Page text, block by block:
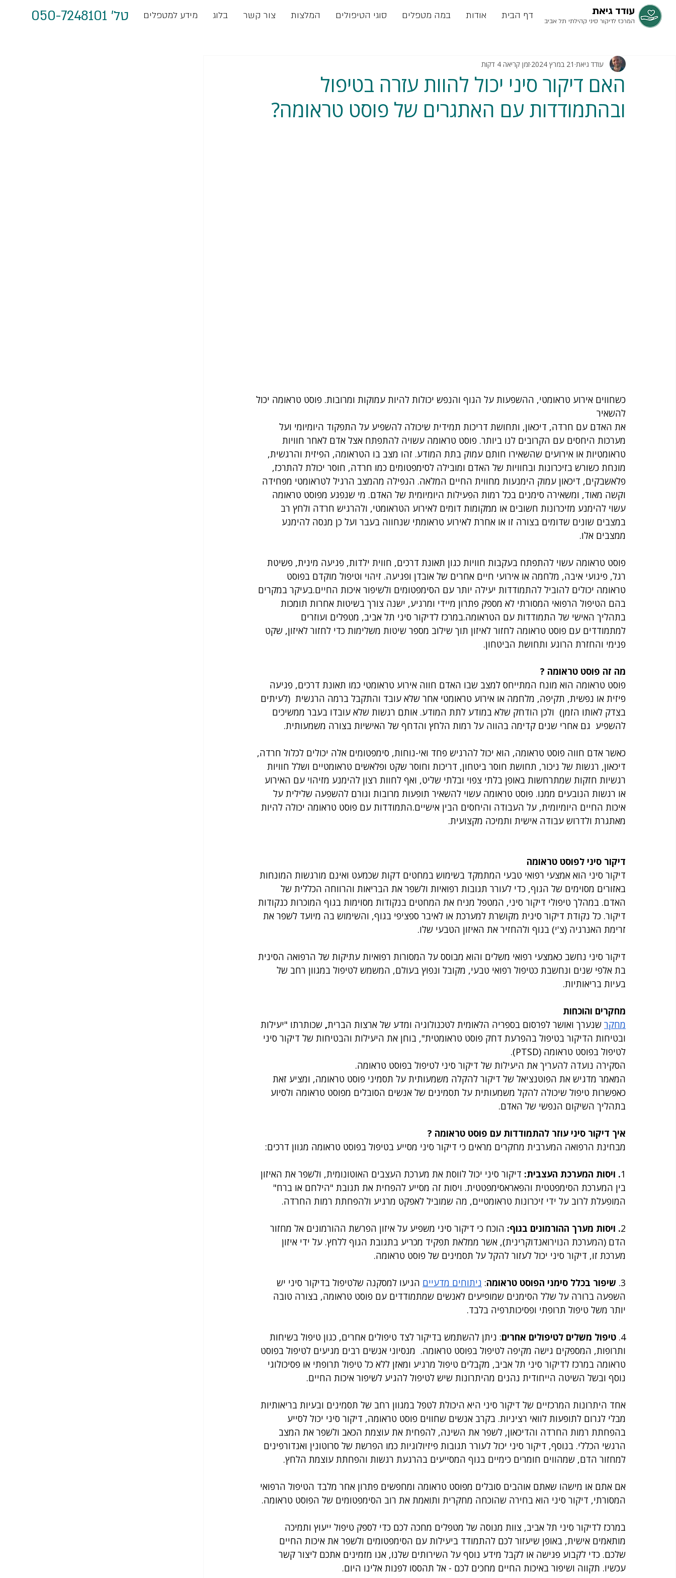
דף הבית אודות במה מטפלים סוגי הטיפולים המלצות צור קשר בלוג מידע למטפלים טל' 050-7248101 עודד גיאת
המרכז לדיקור סיני קהילתי תל אביב
האם דיקור סיני יכול להוות עזרה בטיפול
ובהתמודדות עם האתגרים של פוסט טראומה?
עודד גיאת 21 במרץ 2024 זמן קריאה 4 דקות
כשחווים אירוע טראומטי, ההשפעות על הגוף והנפש יכולות להיות עמוקות ומרובות. פוסט טראומה יכול
להשאיר
את האדם עם חרדה, דיכאון, ותחושת דריכות תמידית שיכולה להשפיע על התפקוד היומיומי ועל
מערכות היחסים עם הקרובים לנו ביותר. פוסט טראומה עשויה להתפתח אצל אדם לאחר חוויות
טראומטיות או אירועים שהשאירו חותם עמוק בתת המודע. זהו מצב בו הטראומה, הפיזית והרגשית,
מונחת כשורש בזיכרונות ובחוויות של האדם ומובילה לסימפטומים כמו חרדה, חוסר יכולת להתרכז,
פלאשבקים, דיכאון עמוק הימנעות מחווית החיים המלאה. הנפילה מהמצב הרגיל לטראומטי מפחידה
וקשה מאוד, ומשאירה סימנים בכל רמות הפעילות היומיומית של האדם. מי שנפגע מפוסט טראומה
עשוי להימנע מזיכרונות חשובים או ממקומות דומים לאירוע הטראומטי, ולהרגיש חרדה ולחץ רב
במצבים שונים שדומים בצורה זו או אחרת לאירוע טראומתי שנחווה בעבר ועל כן מנסה להימנע
ממצבים אלו.
פוסט טראומה עשוי להתפתח בעקבות חוויות כגון תאונת דרכים, חווית ילדות, פגיעה מינית, פשיטת
רגל, פיגועי איבה, מלחמה או אירועי חיים אחרים של אובדן ופגיעה. זיהוי וטיפול מוקדם בפוסט
טראומה יכולים להוביל להתמודדות יעילה יותר עם הסימפטומים ולשיפור איכות החיים.בעיקר במקרים
בהם הטיפול הרפואי המסורתי לא מספק פתרון מיידי ומרגיע, ישנה צורך בשיטות אחרות תומכות
בתהליך האישי של התמודדות עם הטראומה.במרכז לדיקור סיני תל אביב, מטפלים ועוזרים
למתמודדים עם פוסט טראומה לחזור לאיזון תוך שילוב מספר שיטות משלימות כדי לחזור לאיזון, שקט
פנימי והחזרת הרוגע ותחושת הביטחון.
מה זה פוסט טראומה ?
פוסט טראומה הוא מונח המתייחס למצב שבו האדם חווה אירוע טראומטי כמו תאונת דרכים, פגיעה
פיזית או נפשית, תקיפה, מלחמה או אירוע טראומטי אחר שלא עובד והתקבל ברמה הרגשית  (לעיתים
בצדק לאותו הזמן)  ולכן הודחק שלא במודע לתת המודע. אותם רגשות שלא עובדו בעבר ממשיכים
להשפיע  גם אחרי שנים קדימה בהווה על רמות הלחץ והדחף של האישיות בצורה משמעותית.
כאשר אדם חווה פוסט טראומה, הוא יכול להרגיש פחד ואי-נוחות, סימפטומים אלה יכולים לכלול חרדה,
דיכאון, רגשות של ניכור, תחושת חוסר ביטחון, דריכות וחוסר שקט ופלאשים טראומטיים ושלל חוויות
רגשיות חזקות שמתרחשות באופן בלתי צפוי ובלתי שליט, ואף לחוות רצון להימנע מזיהוי עם האירוע
או רגשות הנובעים ממנו. פוסט טראומה עשוי להשאיר תופעות מרובות וגורם להשפעה שלילית על
איכות החיים היומיומית, על העבודה והיחסים הבין אישיים.התמודדות עם פוסט טראומה יכולה להיות
מאתגרת ולדרוש עבודה אישית ותמיכה מקצועית.
דיקור סיני לפוסט טראומה
דיקור סיני הוא אמצעי רפואי טבעי המתמקד בשימוש במחטים דקות שכמעט ואינם מורגשות המונחות
באזורים מסוימים של הגוף, כדי לעורר תגובות רפואיות ולשפר את הבריאות והרווחה הכללית של
האדם. במהלך טיפולי דיקור סיני, המטפל מניח את המחטים בנקודות מסוימות בגוף המוכרות כנקודות
דיקור. כל נקודת דיקור סינית מקושרת למערכת או לאיבר ספציפי בגוף, והשימוש בה מיועד לשפר את
זרימת האנרגיה (צ'י) בגוף ולהחזיר את האיזון הטבעי שלו.
דיקור סיני נחשב כאמצעי רפואי משלים והוא מבוסס על המסורות רפואיות עתיקות של הרפואה הסינית
בת אלפי שנים ונחשבת כטיפול רפואי טבעי, מקובל ונפוץ בעולם, המשמש לטיפול במגוון רחב של
בעיות בריאותיות.
מחקרים והוכחות
מחקר שנערך ואושר לפרסום בספריה הלאומית לטכנולוגיה ומדע של ארצות הברית, שכותרתו "יעילות
ובטיחות הדיקור בטיפול בהפרעת דחק פוסט טראומטית", בוחן את היעילות והבטיחות של דיקור סיני
לטיפול בפוסט טראומה (PTSD).
הסקירה נועדה להעריך את היעילות של דיקור סיני לטיפול בפוסט טראומה.
המאמר מדגיש את הפוטנציאל של דיקור להקלה משמעותית על תסמיני פוסט טראומה, ומציע זאת
כאפשרות טיפול שיכולה להקל משמעותית על תסמינים של אנשים הסובלים מפוסט טראומה ולסיוע
בתהליך השיקום הנפשי של האדם.
איך דיקור סיני עוזר להתמודדות עם פוסט טראומה ?
מבחינת הרפואה המערבית מחקרים מראים כי דיקור סיני מסייע בטיפול בפוסט טראומה מגוון דרכים:
1. ויסות המערכת העצבית: דיקור סיני יכול לווסת את מערכת העצבים האוטונומית, ולשפר את האיזון
בין המערכת הסימפטטית והפאראסימפטטית. ויסות זה מסייע להפחית את תגובת "הילחם או ברח"
המופעלת לרוב על ידי זיכרונות טראומטיים, מה שמוביל לאפקט מרגיע ולהפחתת רמות החרדה.
2. ויסות מערך ההורמונים בגוף: הוכח כי דיקור סיני משפיע על איזון הפרשת ההורמונים אל מחזור
הדם (המערכת הנוירואנדוקרינית), אשר ממלאת תפקיד מכריע בתגובת הגוף ללחץ. על ידי איזון
מערכת זו, דיקור סיני יכול לעזור להקל על תסמינים של פוסט טראומה.
3. שיפור בכלל סימני הפוסט טראומה: ניתוחים מדעיים הגיעו למסקנה שלטיפול בדיקור סיני יש
השפעה ברורה על שלל הסימנים שמופיעים לאנשים שמתמודדים עם פוסט טראומה, בצורה טובה
יותר משל טיפול תרופתי ופסיכותרפיה בלבד.
4. טיפול משלים לטיפולים אחרים: ניתן להשתמש בדיקור לצד טיפולים אחרים, כגון טיפול בשיחות
ותרופות, המספקים גישה מקיפה לטיפול בפוסט טראומה.  מנסיוני אנשים רבים מגיעים לטיפול בפוסט
טראומה במרכז לדיקור סיני תל אביב, מקבלים טיפול מרגיע ומאזן ללא כל טיפול תרופתי או פסיכולוגי
נוסף ובשל השיטה הייחודית נהנים מהיתרונות שיש לטיפול להגיע לשיפור איכות החיים.
אחד היתרונות המרכזיים של דיקור סיני היא היכולת לטפל במגוון רחב של תסמינים ובעיות בריאותיות
מבלי לגרום לתופעות לוואי רציניות. בקרב אנשים שחווים פוסט טראומה, דיקור סיני יכול לסייע
בהפחתת רמות החרדה והדיכאון, לשפר את השינה, להפחית את עוצמת הכאב ולשפר את המצב
הרגשי הכללי. בנוסף, דיקור סיני יכול לעורר תגובות פיזיולוגיות כמו הפרשת של סרוטונין ואנדורפינים
למחזור הדם, שמהווים חומרים כימיים בגוף המסייעים בהרגעת רגשות והפחתת עוצמת הלחץ.
אם אתם או מישהו שאתם אוהבים סובלים מפוסט טראומה ומחפשים פתרון אחר מלבד הטיפול הרפואי
המסורתי, דיקור סיני הוא בחירה שהוכחה מחקרית ותואמת את רוב הסימפטומים של הפוסט טראומה.
במרכז לדיקור סיני תל אביב, צוות מנוסה של מטפלים מחכה לכם כדי לספק טיפול ייעוץ ותמיכה
מותאמים אישית, באופן שיעזור לכם להתמודד ביעילות עם הסימפטומים ולשפר את איכות החיים
שלכם. כדי לקבוע פגישה או לקבל מידע נוסף על השירותים שלנו, אנו מזמינים אתכם ליצור קשר
עכשיו. תקווה ושיפור באיכות החיים מחכים לכם - אל תהססו לפנות אלינו היום.